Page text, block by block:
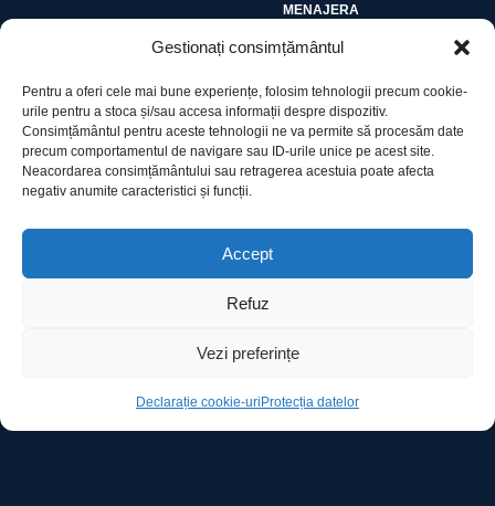
Gestionați consimțământul
Pentru a oferi cele mai bune experiențe, folosim tehnologii precum cookie-
urile pentru a stoca și/sau accesa informații despre dispozitiv.
Consimțământul pentru aceste tehnologii ne va permite să procesăm date
precum comportamentul de navigare sau ID-urile unice pe acest site.
Neacordarea consimțământului sau retragerea acestuia poate afecta
negativ anumite caracteristici și funcții.
Accept
Refuz
Vezi preferințe
Declarație cookie-uri Protecția datelor
MENAJERA
Utile
Declarație cookie-uri
Contact
Ro Image SRL
Strada Mihai Eminescu, nr. 142, et.7, ap. 23,